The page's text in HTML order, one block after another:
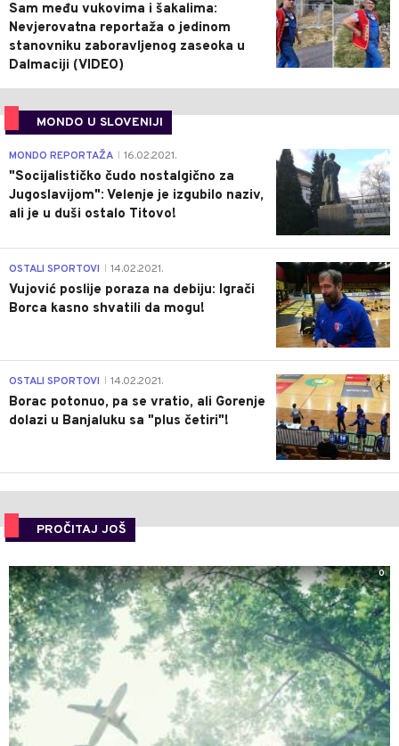
Sam među vukovima i šakalima:
Nevjerovatna reportaža o jedinom
stanovniku zaboravljenog zaseoka u
Dalmaciji (VIDEO)
MONDO U SLOVENIJI
4
MONDO REPORTAŽA 16.02.2021.
"Socijalističko čudo nostalgično za
Jugoslavijom": Velenje je izgubilo naziv,
ali je u duši ostalo Titovo!
1
OSTALI SPORTOVI 14.02.2021.
Vujović poslije poraza na debiju: Igrači
Borca kasno shvatili da mogu!
3
OSTALI SPORTOVI 14.02.2021.
Borac potonuo, pa se vratio, ali Gorenje
dolazi u Banjaluku sa "plus četiri"!
PROČITAJ JOŠ
0